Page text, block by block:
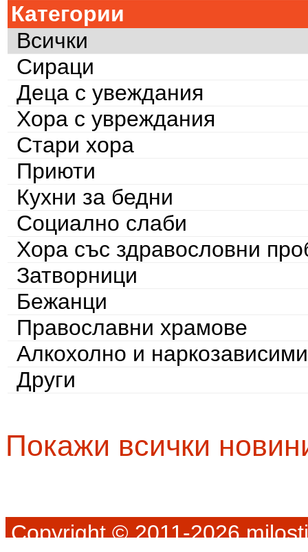
Категории
Всички
Сираци
Деца с увеждания
Хора с увреждания
Стари хора
Приюти
Кухни за бедни
Социално слаби
Хора със здравословни
Затворници
Бежанци
Православни храмове
Алкохолно и наркозависими
Други
Покажи всички
Copyright © 2011-2026